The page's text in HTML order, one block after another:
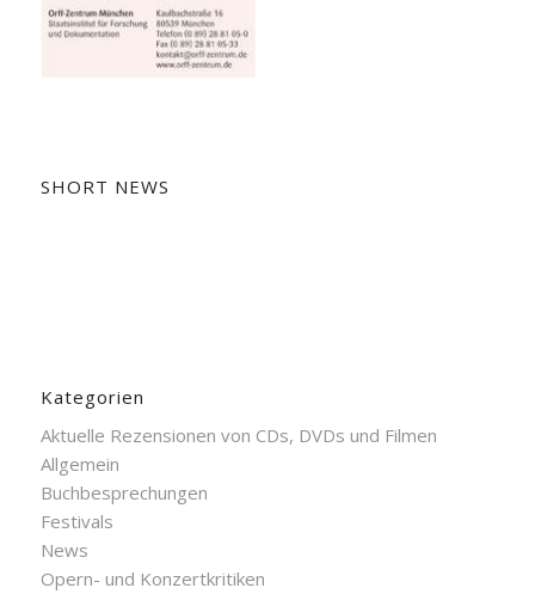
SHORT NEWS
Kategorien
Aktuelle Rezensionen von CDs, DVDs und Filmen
Allgemein
Buchbesprechungen
Festivals
News
Opern- und Konzertkritiken